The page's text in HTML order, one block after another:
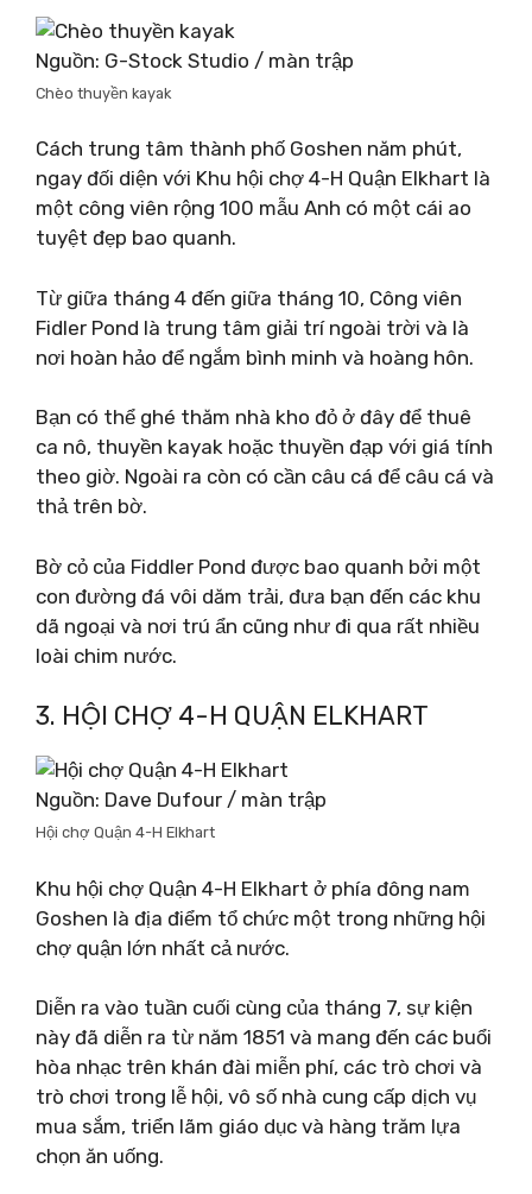
Nguồn: G-Stock Studio / màn trập
Chèo thuyền kayak
Cách trung tâm thành phố Goshen năm phút,
ngay đối diện với Khu hội chợ 4-H Quận Elkhart là
một công viên rộng 100 mẫu Anh có một cái ao
tuyệt đẹp bao quanh.
Từ giữa tháng 4 đến giữa tháng 10, Công viên
Fidler Pond là trung tâm giải trí ngoài trời và là
nơi hoàn hảo để ngắm bình minh và hoàng hôn.
Bạn có thể ghé thăm nhà kho đỏ ở đây để thuê
ca nô, thuyền kayak hoặc thuyền đạp với giá tính
theo giờ. Ngoài ra còn có cần câu cá để câu cá và
thả trên bờ.
Bờ cỏ của Fiddler Pond được bao quanh bởi một
con đường đá vôi dăm trải, đưa bạn đến các khu
dã ngoại và nơi trú ẩn cũng như đi qua rất nhiều
loài chim nước.
3. HỘI CHỢ 4-H QUẬN ELKHART
Nguồn: Dave Dufour / màn trập
Hội chợ Quận 4-H Elkhart
Khu hội chợ Quận 4-H Elkhart ở phía đông nam
Goshen là địa điểm tổ chức một trong những hội
chợ quận lớn nhất cả nước.
Diễn ra vào tuần cuối cùng của tháng 7, sự kiện
này đã diễn ra từ năm 1851 và mang đến các buổi
hòa nhạc trên khán đài miễn phí, các trò chơi và
trò chơi trong lễ hội, vô số nhà cung cấp dịch vụ
mua sắm, triển lãm giáo dục và hàng trăm lựa
chọn ăn uống.